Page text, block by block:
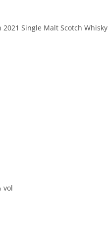
Single Malt Scotch
vol